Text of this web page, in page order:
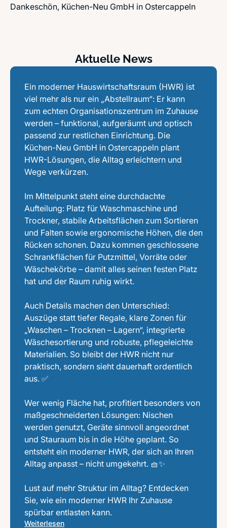
Dankeschön, Küchen-Neu GmbH in Ostercappeln
Aktuelle News
Ein moderner Hauswirtschaftsraum (HWR) ist
viel mehr als nur ein „Abstellraum“: Er kann
zum echten Organisationszentrum im Zuhause
werden – funktional, aufgeräumt und optisch
passend zur restlichen Einrichtung. Die
Küchen-Neu GmbH in Ostercappeln plant
HWR-Lösungen, die Alltag erleichtern und
Wege verkürzen.
Im Mittelpunkt steht eine durchdachte
Aufteilung: Platz für Waschmaschine und
Trockner, stabile Arbeitsflächen zum Sortieren
und Falten sowie ergonomische Höhen, die den
Rücken schonen. Dazu kommen geschlossene
Schrankflächen für Putzmittel, Vorräte oder
Wäschekörbe – damit alles seinen festen Platz
hat und der Raum ruhig wirkt.
Auch Details machen den Unterschied:
Auszüge statt tiefer Regale, klare Zonen für
„Waschen – Trocknen – Lagern“, integrierte
Wäschesortierung und robuste, pflegeleichte
Materialien. So bleibt der HWR nicht nur
praktisch, sondern sieht dauerhaft ordentlich
aus. ✅
Wer wenig Fläche hat, profitiert besonders von
maßgeschneiderten Lösungen: Nischen
werden genutzt, Geräte sinnvoll angeordnet
und Stauraum bis in die Höhe geplant. So
entsteht ein moderner HWR, der sich an Ihren
Alltag anpasst – nicht umgekehrt. 🧺✨
Lust auf mehr Struktur im Alltag? Entdecken
Sie, wie ein moderner HWR Ihr Zuhause
spürbar entlasten kann.
Weiterlesen